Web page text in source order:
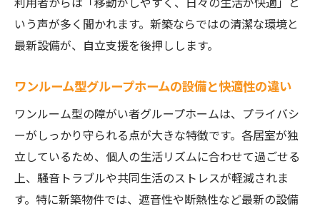
いう声が多く聞かれます。新築ならではの清潔な環境と
最新設備が、自立支援を後押しします。
ワンルーム型グループホームの設備と快適性の違い
ワンルーム型の障がい者グループホームは、プライバシ
ーがしっかり守られる点が大きな特徴です。各居室が独
立しているため、個人の生活リズムに合わせて過ごせる
上、騒音トラブルや共同生活のストレスが軽減されま
す。特に新築物件では、遮音性や断熱性など最新の設備